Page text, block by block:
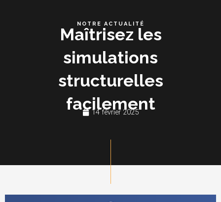
NOTRE ACTUALITÉ
Maîtrisez les
simulations
structurelles
facilement
14 février 2025